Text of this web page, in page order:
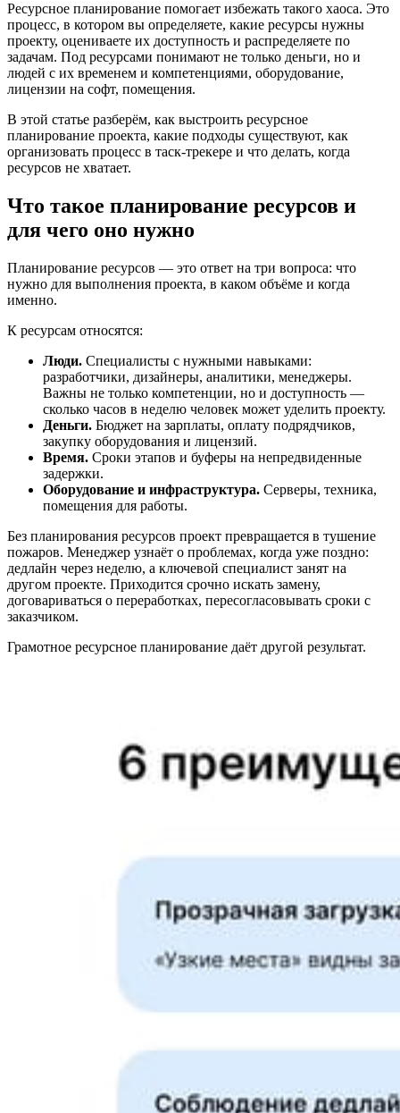
Ресурсное планирование помогает избежать такого хаоса. Это
процесс, в котором вы определяете, какие ресурсы нужны
проекту, оцениваете их доступность и распределяете по
задачам. Под ресурсами понимают не только деньги, но и
людей с их временем и компетенциями, оборудование,
лицензии на софт, помещения.
В этой статье разберём, как выстроить ресурсное
планирование проекта, какие подходы существуют, как
организовать процесс в таск-трекере и что делать, когда
ресурсов не хватает.
Что такое планирование ресурсов и
для чего оно нужно
Планирование ресурсов — это ответ на три вопроса: что
нужно для выполнения проекта, в каком объёме и когда
именно.
К ресурсам относятся:
Люди. Специалисты с нужными навыками:
разработчики, дизайнеры, аналитики, менеджеры.
Важны не только компетенции, но и доступность —
сколько часов в неделю человек может уделить проекту.
Деньги. Бюджет на зарплаты, оплату подрядчиков,
закупку оборудования и лицензий.
Время. Сроки этапов и буферы на непредвиденные
задержки.
Оборудование и инфраструктура. Серверы, техника,
помещения для работы.
Без планирования ресурсов проект превращается в тушение
пожаров. Менеджер узнаёт о проблемах, когда уже поздно:
дедлайн через неделю, а ключевой специалист занят на
другом проекте. Приходится срочно искать замену,
договариваться о переработках, пересогласовывать сроки с
заказчиком.
Грамотное ресурсное планирование даёт другой результат.